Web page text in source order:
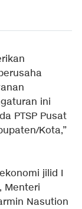
ini
PTSP Pusat
Kota,”
jilid I
Menteri
Nasution